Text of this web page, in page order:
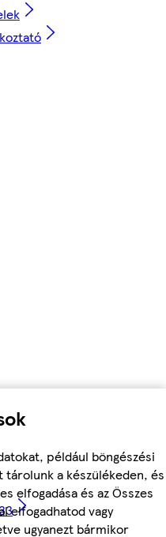
például böngészési
tárolunk a készülékeden, és
elfogadása és az Összes
elfogadhatod vagy
ugyanezt bármikor